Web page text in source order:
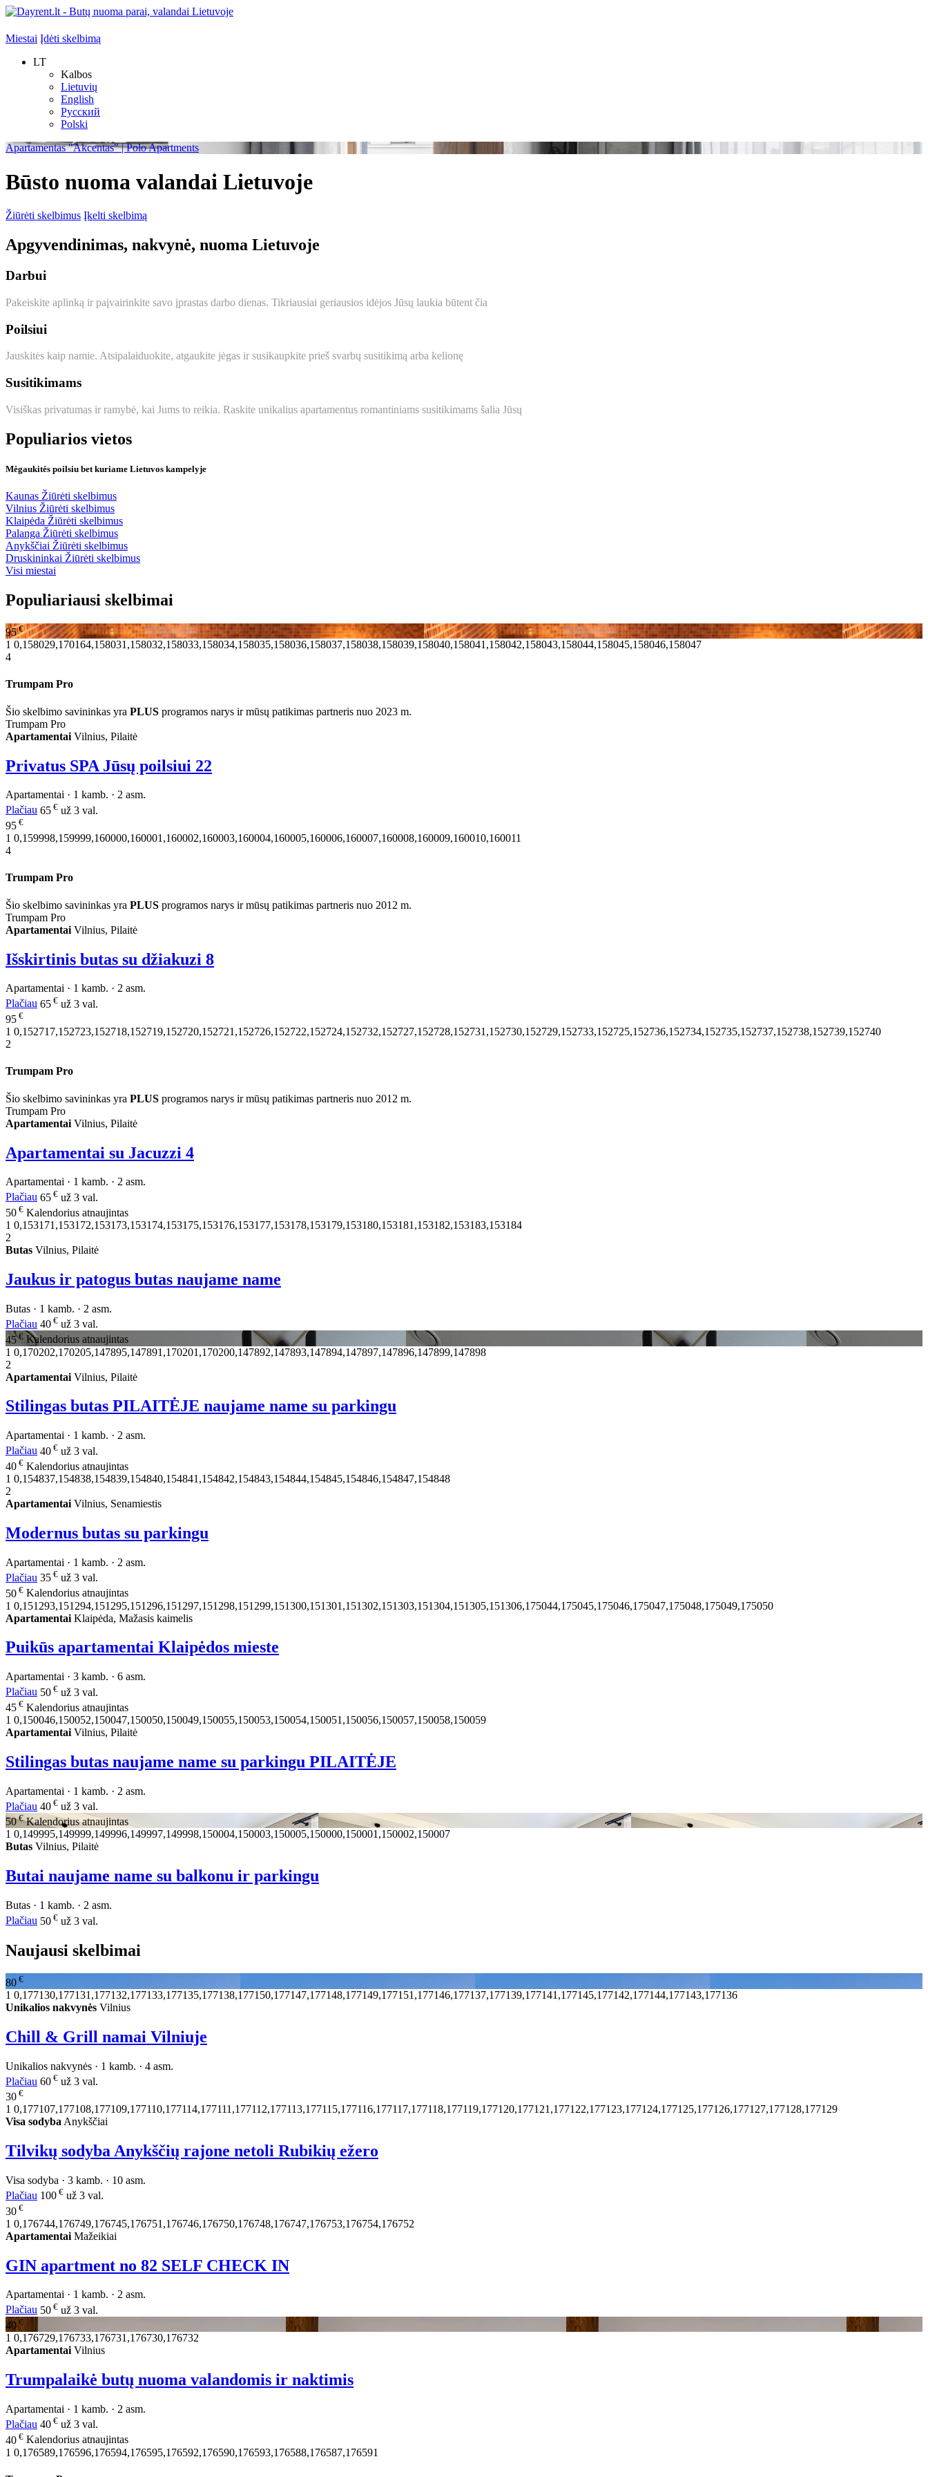
Miestai Įdėti skelbimą
LT
Kalbos
Lietuvių
English
Русский
Polski
Apartamentas "Akcentas" | Polo Apartments
Būsto nuoma valandai Lietuvoje
Žiūrėti skelbimus Įkelti skelbimą
Apgyvendinimas, nakvynė, nuoma Lietuvoje
Darbui
Pakeiskite aplinką ir paįvairinkite savo įprastas darbo dienas. Tikriausiai geriausios idėjos Jūsų laukia būtent čia
Poilsiui
Jauskitės kaip namie. Atsipalaiduokite, atgaukite jėgas ir susikaupkite prieš svarbų susitikimą arba kelionę
Susitikimams
Visiškas privatumas ir ramybė, kai Jums to reikia. Raskite unikalius apartamentus romantiniams susitikimams šalia Jūsų
Populiarios vietos
Mėgaukitės poilsiu bet kuriame Lietuvos kampelyje
Kaunas Žiūrėti skelbimus
Vilnius Žiūrėti skelbimus
Klaipėda Žiūrėti skelbimus
Palanga Žiūrėti skelbimus
Anykščiai Žiūrėti skelbimus
Druskininkai Žiūrėti skelbimus
Visi miestai
Populiariausi skelbimai
95€
1 0,158029,170164,158031,158032,158033,158034,158035,158036,158037,158038,158039,158040,158041,158042,158043,158044,158045,158046,158047
4
Trumpam Pro
Šio skelbimo savininkas yra PLUS programos narys ir mūsų patikimas partneris nuo 2023 m.
Trumpam Pro
Apartamentai Vilnius, Pilaitė
Privatus SPA Jūsų poilsiui 22
Apartamentai · 1 kamb. · 2 asm.
Plačiau 65 € už 3 val.
95 €
1 0,159998,159999,160000,160001,160002,160003,160004,160005,160006,160007,160008,160009,160010,160011
4
Trumpam Pro
Šio skelbimo savininkas yra PLUS programos narys ir mūsų patikimas partneris nuo 2012 m.
Trumpam Pro
Apartamentai Vilnius, Pilaitė
Išskirtinis butas su džiakuzi 8
Apartamentai · 1 kamb. · 2 asm.
Plačiau 65 € už 3 val.
95 €
1 0,152717,152723,152718,152719,152720,152721,152726,152722,152724,152732,152727,152728,152731,152730,152729,152733,152725,152736,152734,152735,152737,152738,152739,152740
2
Trumpam Pro
Šio skelbimo savininkas yra PLUS programos narys ir mūsų patikimas partneris nuo 2012 m.
Trumpam Pro
Apartamentai Vilnius, Pilaitė
Apartamentai su Jacuzzi 4
Apartamentai · 1 kamb. · 2 asm.
Plačiau 65 € už 3 val.
50 € Kalendorius atnaujintas
1 0,153171,153172,153173,153174,153175,153176,153177,153178,153179,153180,153181,153182,153183,153184
2
Butas Vilnius, Pilaitė
Jaukus ir patogus butas naujame name
Butas · 1 kamb. · 2 asm.
Plačiau 40 € už 3 val.
45€ Kalendorius atnaujintas
1 0,170202,170205,147895,147891,170201,170200,147892,147893,147894,147897,147896,147899,147898
2
Apartamentai Vilnius, Pilaitė
Stilingas butas PILAITĖJE naujame name su parkingu
Apartamentai · 1 kamb. · 2 asm.
Plačiau 40 € už 3 val.
40 € Kalendorius atnaujintas
1 0,154837,154838,154839,154840,154841,154842,154843,154844,154845,154846,154847,154848
2
Apartamentai Vilnius, Senamiestis
Modernus butas su parkingu
Apartamentai · 1 kamb. · 2 asm.
Plačiau 35 € už 3 val.
50 € Kalendorius atnaujintas
1 0,151293,151294,151295,151296,151297,151298,151299,151300,151301,151302,151303,151304,151305,151306,175044,175045,175046,175047,175048,175049,175050
Apartamentai Klaipėda, Mažasis kaimelis
Puikūs apartamentai Klaipėdos mieste
Apartamentai · 3 kamb. · 6 asm.
Plačiau 50 € už 3 val.
45 € Kalendorius atnaujintas
1 0,150046,150052,150047,150050,150049,150055,150053,150054,150051,150056,150057,150058,150059
Apartamentai Vilnius, Pilaitė
Stilingas butas naujame name su parkingu PILAITĖJE
Apartamentai · 1 kamb. · 2 asm.
Plačiau 40 € už 3 val.
50€ Kalendorius atnaujintas
1 0,149995,149999,149996,149997,149998,150004,150003,150005,150000,150001,150002,150007
Butas Vilnius, Pilaitė
Butai naujame name su balkonu ir parkingu
Butas · 1 kamb. · 2 asm.
Plačiau 50 € už 3 val.
Naujausi skelbimai
80 €
1 0,177130,177131,177132,177133,177135,177138,177150,177147,177148,177149,177151,177146,177137,177139,177141,177145,177142,177144,177143,177136
Unikalios nakvynės Vilnius
Chill & Grill namai Vilniuje
Unikalios nakvynės · 1 kamb. · 4 asm.
Plačiau 60 € už 3 val.
30 €
1 0,177107,177108,177109,177110,177114,177111,177112,177113,177115,177116,177117,177118,177119,177120,177121,177122,177123,177124,177125,177126,177127,177128,177129
Visa sodyba Anykščiai
Tilvikų sodyba Anykščių rajone netoli Rubikių ežero
Visa sodyba · 3 kamb. · 10 asm.
Plačiau 100 € už 3 val.
30 €
1 0,176744,176749,176745,176751,176746,176750,176748,176747,176753,176754,176752
Apartamentai Mažeikiai
GIN apartment no 82 SELF CHECK IN
Apartamentai · 1 kamb. · 2 asm.
Plačiau 50 € už 3 val.
40 €
1 0,176729,176733,176731,176730,176732
Apartamentai Vilnius
Trumpalaikė butų nuoma valandomis ir naktimis
Apartamentai · 1 kamb. · 2 asm.
Plačiau 40 € už 3 val.
40 € Kalendorius atnaujintas
1 0,176589,176596,176594,176595,176592,176590,176593,176588,176587,176591